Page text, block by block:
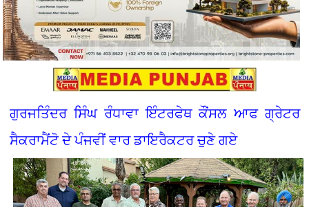
ਗੁਰਜਤਿੰਦਰ ਸਿੰਘ ਰੰਧਾਵਾ ਇੰਟਰਫੇਥ ਕੌਂਸਲ ਆਫ ਗ੍ਰੇਟਰ
ਸੈਕਰਾਮੈਂਟੋ ਦੇ ਪੰਜਵੀਂ ਵਾਰ ਡਾਇਰੈਕਟਰ ਚੁਣੇ ਗਏ